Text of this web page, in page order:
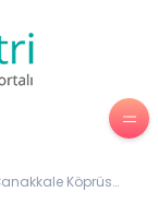
Köprüsü